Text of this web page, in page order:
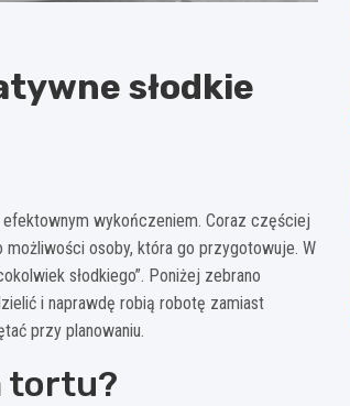
słodkie
efektownym wykończeniem. Coraz częściej
osoby, która go przygotowuje. W
słodkiego”. Poniżej zebrano
i naprawdę robią robotę zamiast
przy planowaniu.
tortu?